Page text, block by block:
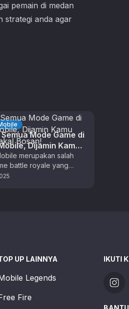
pemain di medan
strategi anda agar
Mode Game di
Dijamin Kamu
Bosan!
merupakan salah
battle royale yang
di Indonesia. Ada
UP LAINNYA
Legends
Fire
IKUTI